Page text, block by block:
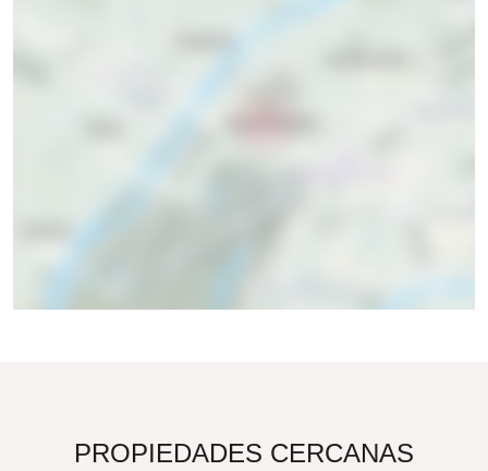
PROPIEDADES CERCANAS